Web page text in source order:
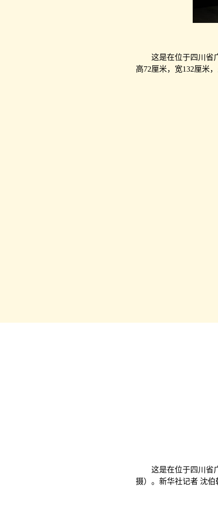
这是在位于四川省广
高72厘米，宽132厘米
这是在位于四川省广
摄）。新华社记者 沈伯